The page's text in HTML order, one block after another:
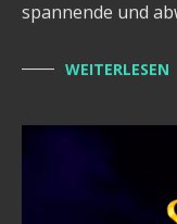
spannende und
WEITERLESEN